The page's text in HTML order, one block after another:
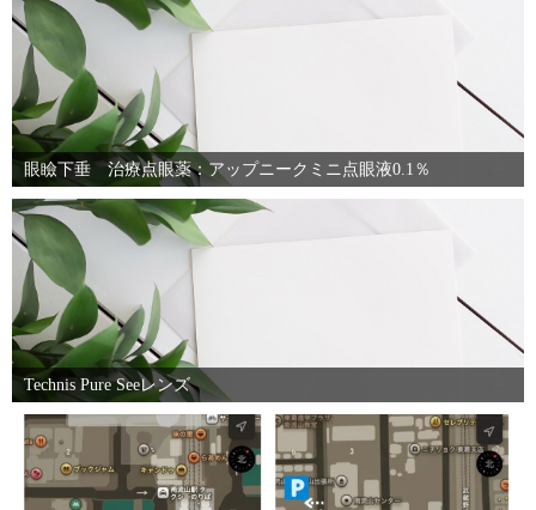
り
眼瞼下垂 治療点眼薬：アップニークミニ点眼液0.1％
Technis Pure Seeレンズ